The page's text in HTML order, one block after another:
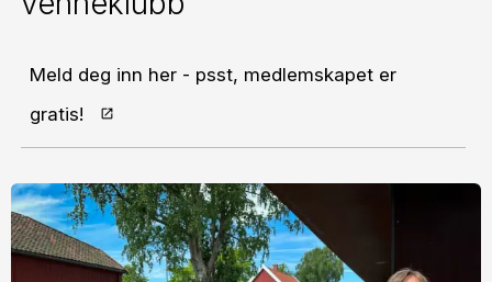
Meld deg inn her - psst, medlemskapet er
gratis!